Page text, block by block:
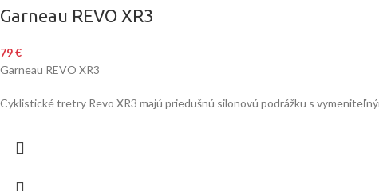
Garneau REVO XR3
79€
Garneau REVO XR3
Cyklistické tretry Revo XR3 majú priedušnú silonovú podrážku s